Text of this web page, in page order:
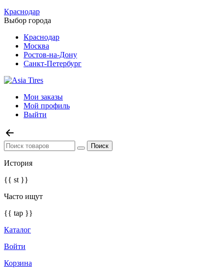
Краснодар
Выбор города
Краснодар
Москва
Ростов-на-Дону
Санкт-Петербург
Мои заказы
Мой профиль
Выйти
История
{{ st }}
Часто ищут
{{ tap }}
Каталог
Войти
Корзина